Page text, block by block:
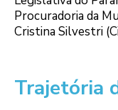
Procuradoria da
Cristina Silvestri
Trajetória